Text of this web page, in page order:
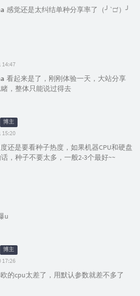
感觉还是太纠结单种分享率了（╯‵□′）╯
14:47
看起来是了，刚刚体验一天，大站分享
，整体只能说过得去
博主
15:20
还是要看种子热度，如果机器CPU和硬盘
，种子不要太多，一般2-3个最好~~
u
博主
17:26
的cpu太差了，用默认参数就差不多了